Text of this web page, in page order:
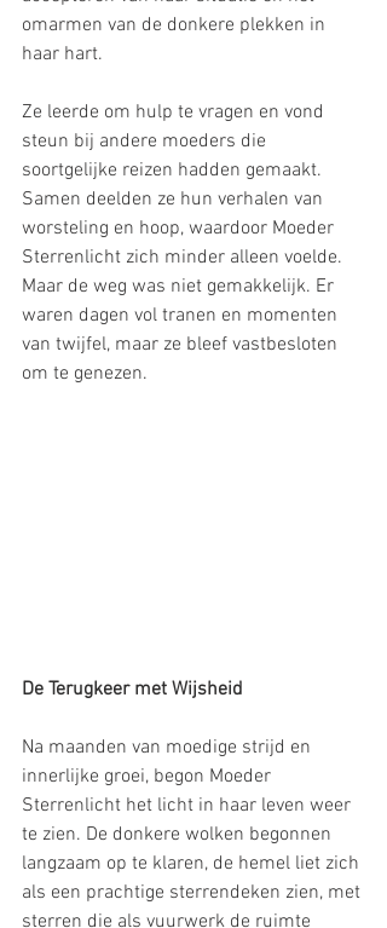
omarmen van de donkere plekken in
haar hart.
Ze leerde om hulp te vragen en vond
steun bij andere moeders die
soortgelijke reizen hadden gemaakt.
Samen deelden ze hun verhalen van
worsteling en hoop, waardoor Moeder
Sterrenlicht zich minder alleen voelde.
Maar de weg was niet gemakkelijk. Er
waren dagen vol tranen en momenten
van twijfel, maar ze bleef vastbesloten
om te genezen.
De Terugkeer met Wijsheid
Na maanden van moedige strijd en
innerlijke groei, begon Moeder
Sterrenlicht het licht in haar leven weer
te zien. De donkere wolken begonnen
langzaam op te klaren, de hemel liet zich
als een prachtige sterrendeken zien, met
sterren die als vuurwerk de ruimte